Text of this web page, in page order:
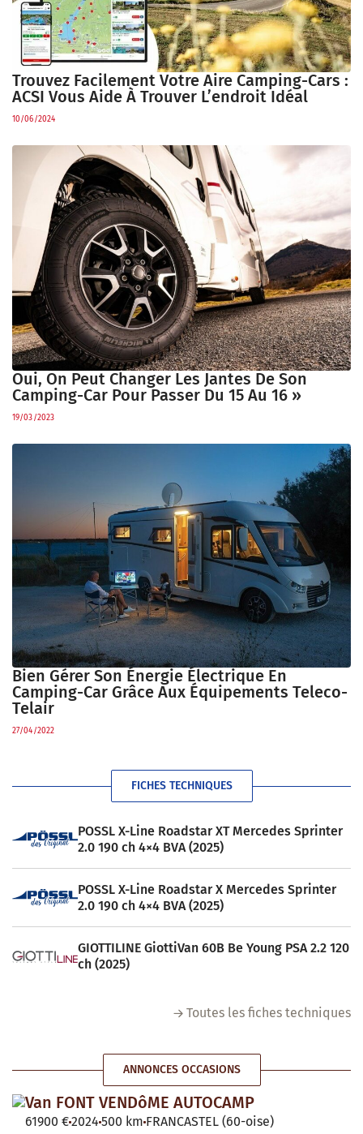
Trouvez Facilement Votre Aire Camping-Cars :
ACSI Vous Aide À Trouver L’endroit Idéal
10/06/2024
Oui, On Peut Changer Les Jantes De Son
Camping-Car Pour Passer Du 15 Au 16 »
19/03/2023
Bien Gérer Son Énergie Électrique En
Camping-Car Grâce Aux Équipements Teleco-
Telair
27/04/2022
FICHES TECHNIQUES
POSSL X-Line Roadstar XT Mercedes Sprinter
2.0 190 ch 4×4 BVA (2025)
POSSL X-Line Roadstar X Mercedes Sprinter
2.0 190 ch 4×4 BVA (2025)
GIOTTILINE GiottiVan 60B Be Young PSA 2.2 120
ch (2025)
Toutes les fiches techniques
ANNONCES OCCASIONS
Van FONT VENDôME AUTOCAMP
61900 €2024 500 km FRANCASTEL (60-oise)